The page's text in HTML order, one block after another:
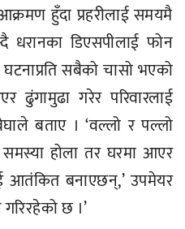
हुँदा प्रहरीलाई समयमै
धरानका डिएसपीलाई फोन
सबैको चासो भएको
ढुंगामुढा गरेर परिवारलाई
बताए । ‘वल्लो र पल्लो
होला तर घरमा आएर
आतंकित बनाएछन्,’ उपमेयर
छ ।’